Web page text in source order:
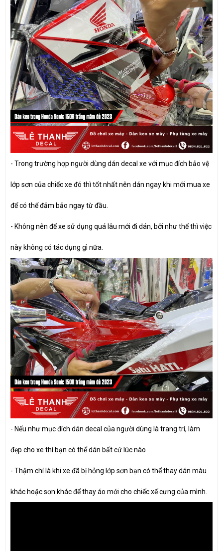
- Trong trường hợp người dùng dán decal xe với mục đích bảo vệ
lớp sơn của chiếc xe đó thì tốt nhất nên dán ngay khi mới mua xe
để có thể đảm bảo ngay từ đầu.
- Không nên để xe sử dụng quá lâu mới đi dán, bởi như thế thì việc
này không có tác dụng gì nữa.
- Nếu như mục đích dán decal của người dùng là trang trí, làm
đẹp cho xe thì bạn có thể dán bất cứ lúc nào
- Thậm chí là khi xe đã bị hỏng lớp sơn bạn có thể thay dán màu
khác hoặc sơn khác để thay áo mới cho chiếc xế cưng của mình.